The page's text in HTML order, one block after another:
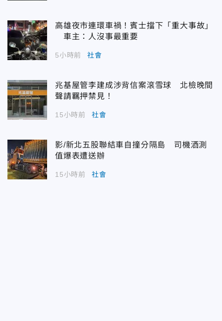
高雄夜市連環車禍！賓士擋下「重大事故」
車主：人沒事最重要
5小時前 社會
兆基屋管李建成涉背信案滾雪球 北檢晚間
聲請羈押禁見！
15小時前 社會
影/新北五股聯結車自撞分隔島 司機酒測
值爆表遭送辦
15小時前 社會